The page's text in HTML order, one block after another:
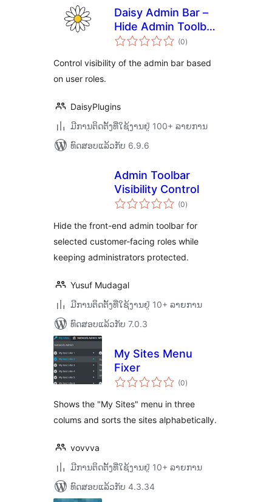
Daisy Admin Bar –
Hide Admin Toolbar
Based on User
Admin Bar from
(0ຄະແນນ
ທັງໝົດ
)
Control visibility of the admin bar based
on user roles.
DaisyPlugins
ມີການຕິດຕັ້ງທີ່ໃຊ້ງານຢູ່ 100+ ລາຍການ
ທົດສອບແລ້ວກັບ 6.9.6
Admin Toolbar
Visibility Control
(0ຄະແນນ
ທັງໝົດ
)
Hide the front-end admin toolbar for
selected customer-facing roles while
keeping administrators protected.
Yusuf Mudagal
ມີການຕິດຕັ້ງທີ່ໃຊ້ງານຢູ່ 10+ ລາຍການ
ທົດສອບແລ້ວກັບ 7.0.3
My Sites Menu
Fixer
(0ຄະແນນ
ທັງໝົດ
)
Shows the "My Sites" menu in three
colums and sorts the sites alphabetically.
vovvva
ມີການຕິດຕັ້ງທີ່ໃຊ້ງານຢູ່ 10+ ລາຍການ
ທົດສອບແລ້ວກັບ 4.3.34